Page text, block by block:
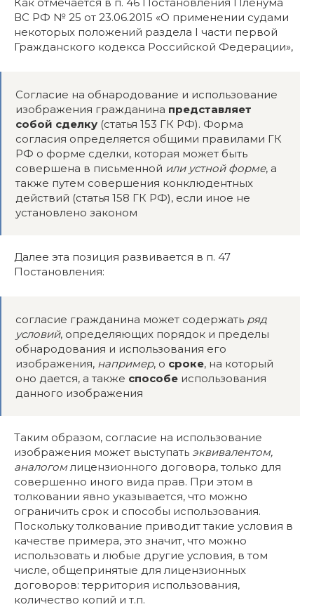
ВС РФ № 25 от 23.06.2015 «О применении судами
некоторых положений раздела I части первой
Гражданского кодекса Российской Федерации»,
Согласие на обнародование и использование
изображения гражданина представляет
собой сделку (статья 153 ГК РФ). Форма
согласия определяется общими правилами ГК
РФ о форме сделки, которая может быть
совершена в письменной или устной форме, а
также путем совершения конклюдентных
действий (статья 158 ГК РФ), если иное не
установлено законом
Далее эта позиция развивается в п. 47
Постановления:
согласие гражданина может содержать ряд
условий, определяющих порядок и пределы
обнародования и использования его
изображения, например, о сроке, на который
оно дается, а также способе использования
данного изображения
Таким образом, согласие на использование
изображения может выступать эквивалентом,
аналогомлицензионного договора, только для
совершенно иного вида прав. При этом в
толковании явно указывается, что можно
ограничить срок и способы использования.
Поскольку толкование приводит такие условия в
качестве примера, это значит, что можно
использовать и любые другие условия, в том
числе, общепринятые для лицензионных
договоров: территория использования,
количество копий и т.п.